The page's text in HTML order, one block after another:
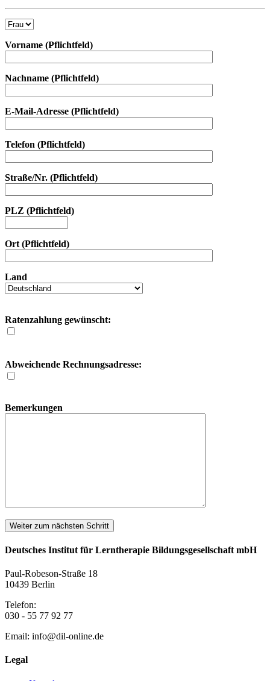
Vorname (Pflichtfeld)
Nachname (Pflichtfeld)
E-Mail-Adresse (Pflichtfeld)
Telefon (Pflichtfeld)
Straße/Nr. (Pflichtfeld)
PLZ (Pflichtfeld)
Ort (Pflichtfeld)
Land
Ratenzahlung gewünscht:
Abweichende Rechnungsadresse:
Rechnungsadresse Ort
Bemerkungen
Deutsches Institut für Lerntherapie Bildungsgesellschaft mbH
Paul-Robeson-Straße 18
10439 Berlin
Telefon:
030 - 55 77 92 77
Email: info@dil-online.de
Legal